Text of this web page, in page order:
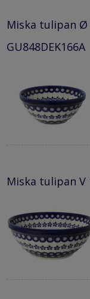
Miska tulipan Ø
GU848DEK166A
Miska tulipan V